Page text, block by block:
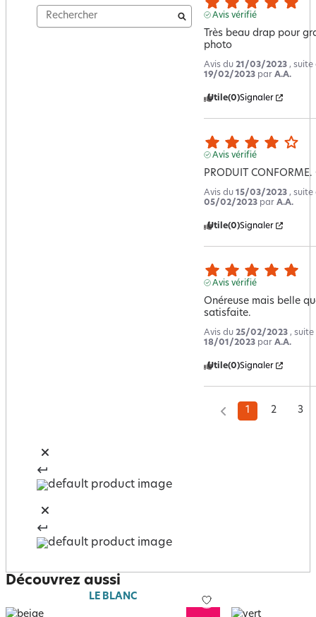
Avis vérifié
Très beau drap pour
photo
Avis du 21/03/2023 , suite
19/02/2023 par A.A.
Utile(0)Signaler
Avis vérifié
PRODUIT
Avis du 15/03/2023 , suite
05/02/2023 par A.A.
Utile(0)Signaler
Avis vérifié
Onéreuse mais belle
satisfaite.
Avis du 25/02/2023 , suite
18/01/2023 par A.A.
Utile(0)Signaler
1 2 3
Découvrez aussi
LE BLANC